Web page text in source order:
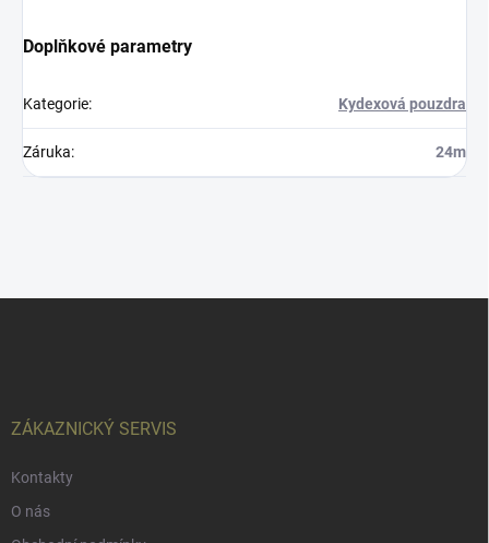
Doplňkové parametry
Kategorie: Kydexová pouzdra
Záruka: 24m
ZÁKAZNICKÝ SERVIS
Kontakty
O nás